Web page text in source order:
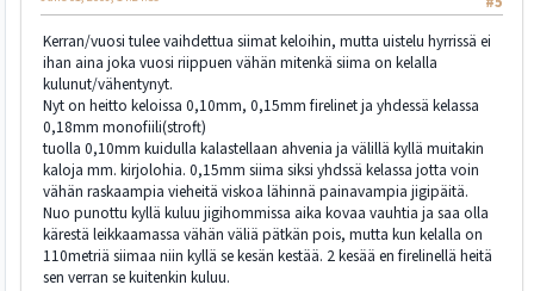
Kerran/vuosi tulee vaihdettua siimat keloihin, mutta uistelu hyrrissä ei
ihan aina joka vuosi riippuen vähän mitenkä siima on kelalla
kulunut/vähentynyt.
Nyt on heitto keloissa 0,10mm, 0,15mm firelinet ja yhdessä kelassa
0,18mm monofiili(stroft)
tuolla 0,10mm kuidulla kalastellaan ahvenia ja välillä kyllä muitakin
kaloja mm. kirjolohia. 0,15mm siima siksi yhdssä kelassa jotta voin
vähän raskaampia vieheitä viskoa lähinnä painavampia jigipäitä.
Nuo punottu kyllä kuluu jigihommissa aika kovaa vauhtia ja saa olla
kärestä leikkaamassa vähän väliä pätkän pois, mutta kun kelalla on
110metriä siimaa niin kyllä se kesän kestää. 2 kesää en firelinellä heitä
sen verran se kuitenkin kuluu.